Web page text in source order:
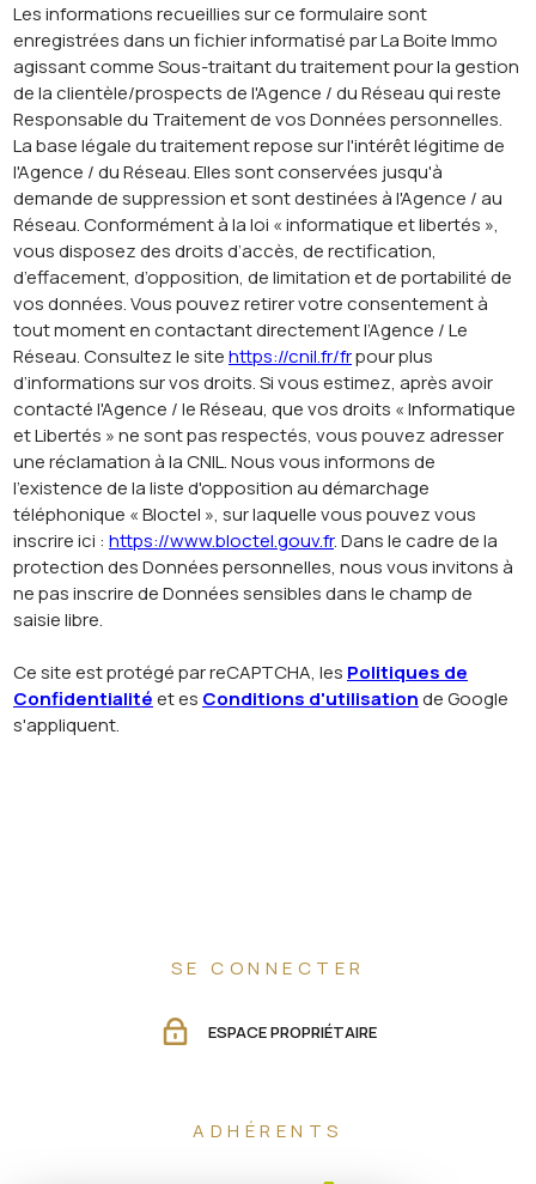
Les informations recueillies sur ce formulaire sont
enregistrées dans un fichier informatisé par La Boite Immo
agissant comme Sous-traitant du traitement pour la gestion
de la clientèle/prospects de l'Agence / du Réseau qui reste
Responsable du Traitement de vos Données personnelles.
La base légale du traitement repose sur l'intérêt légitime de
l'Agence / du Réseau. Elles sont conservées jusqu'à
demande de suppression et sont destinées à l'Agence / au
Réseau. Conformément à la loi « informatique et libertés »,
vous disposez des droits d’accès, de rectification,
d’effacement, d’opposition, de limitation et de portabilité de
vos données. Vous pouvez retirer votre consentement à
tout moment en contactant directement l’Agence / Le
Réseau. Consultez le sitehttps://cnil.fr/frpour plus
d’informations sur vos droits. Si vous estimez, après avoir
contacté l'Agence / le Réseau, que vos droits « Informatique
et Libertés » ne sont pas respectés, vous pouvez adresser
une réclamation à la CNIL. Nous vous informons de
l’existence de la liste d'opposition au démarchage
téléphonique « Bloctel », sur laquelle vous pouvez vous
inscrire ici : https://www.bloctel.gouv.fr. Dans le cadre de la
protection des Données personnelles, nous vous invitons à
ne pas inscrire de Données sensibles dans le champ de
saisie libre.
Ce site est protégé par reCAPTCHA, les Politiques de
Confidentialitéet es Conditions d'utilisationde Google
s'appliquent.
SE CONNECTER
ESPACE PROPRIÉTAIRE
ADHÉRENTS